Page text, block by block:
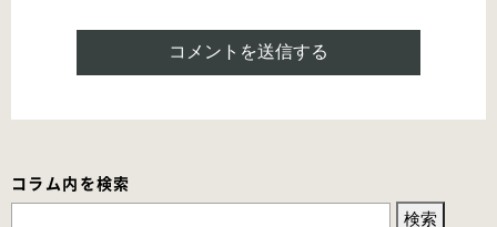
コラム内を検索
検